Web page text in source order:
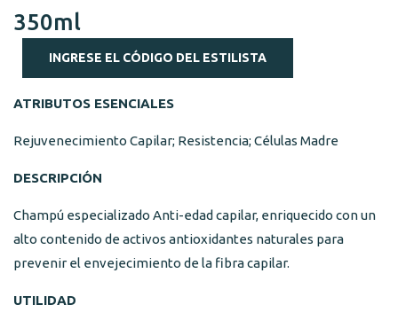
350ml
INGRESE EL CÓDIGO DEL ESTILISTA
ATRIBUTOS ESENCIALES
Rejuvenecimiento Capilar; Resistencia; Células Madre
DESCRIPCIÓN
Champú especializado Anti-edad capilar, enriquecido con un
alto contenido de activos antioxidantes naturales para
prevenir el envejecimiento de la fibra capilar.
UTILIDAD